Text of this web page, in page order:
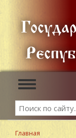
основному
содержанию
Toggle
navigation
Search
Search
Главная